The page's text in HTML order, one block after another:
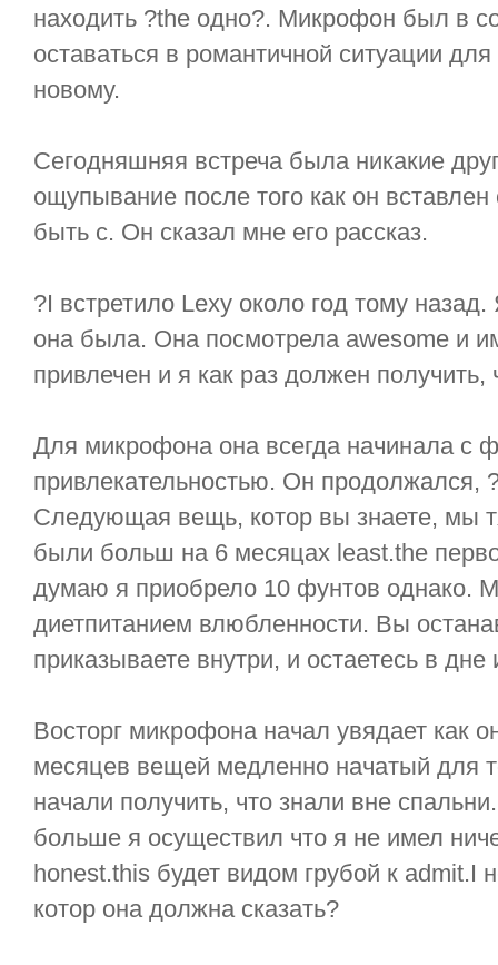
находить ?the одно?. Микрофон был в
оставаться в романтичной ситуации
новому.
Сегодняшняя встреча была никакие
ощупывание после того как он вставлен
быть с. Он сказал мне его рассказ.
?I встретило Lexy около год тому
она была. Она посмотрела awesome и
привлечен и я как раз должен получить,
Для микрофона она всегда начинала с
привлекательностью. Он продолжался,
Следующая вещь, котор вы знаете, мы
были больш на 6 месяцах least.the
думаю я приобрело 10 фунтов однако.
диетпитанием влюбленности. Вы
приказываете внутри, и остаетесь в дне
Восторг микрофона начал увядает как
месяцев вещей медленно начатый для
начали получить, что знали вне
больше я осуществил что я не имел
honest.this будет видом грубой к admit.I
котор она должна сказать?